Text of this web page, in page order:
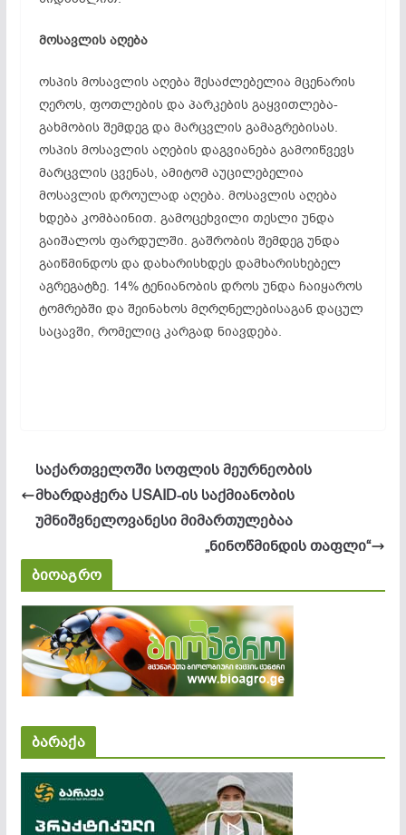
მოსავლის აღება
ოსპის მოსავლის აღება შესაძლებელია მცენარის
ღეროს, ფოთლების და პარკების გაყვითლება-
გახმობის შემდეგ და მარცვლის გამაგრებისას.
ოსპის მოსავლის აღების დაგვიანება გამოიწვევს
მარცვლის ცვენას, ამიტომ აუცილებელია
მოსავლის დროულად აღება. მოსავლის აღება
ხდება კომბაინით. გამოცეხვილი თესლი უნდა
გაიშალოს ფარდულში. გაშრობის შემდეგ უნდა
გაიწმინდოს და დახარისხდეს დამხარისხებელ
აგრეგატზე. 14% ტენიანობის დროს უნდა ჩაიყაროს
ტომრებში და შეინახოს მღრღნელებისაგან დაცულ
საცავში, რომელიც კარგად ნიავდება.
საქართველოში სოფლის მეურნეობის
მხარდაჭერა USAID-ის საქმიანობის
უმნიშვნელოვანესი მიმართულებაა
„ნინოწმინდის თაფლი“
ბიოაგრო
ბარაქა